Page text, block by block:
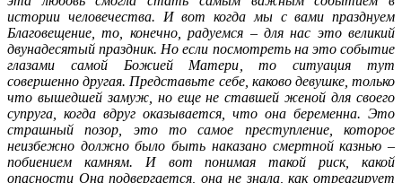
истории человечества. И вот когда мы с вами празднуем
Благовещение, то, конечно, радуемся – для нас это великий
двунадесятый праздник. Но если посмотреть на это событие
глазами самой Божией Матери, то ситуация тут
совершенно другая. Представьте себе, каково девушке, только
что вышедшей замуж, но еще не ставшей женой для своего
супруга, когда вдруг оказывается, что она беременна. Это
страшный позор, это то самое преступление, которое
неизбежно должно было быть наказано смертной казнью –
побиением камням. И вот понимая такой риск, какой
опасности Она подвергается, она не знала, как отреагирует